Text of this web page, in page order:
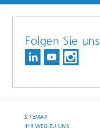
Folgen Sie uns
SITEMAP
IHR WEG ZU UNS